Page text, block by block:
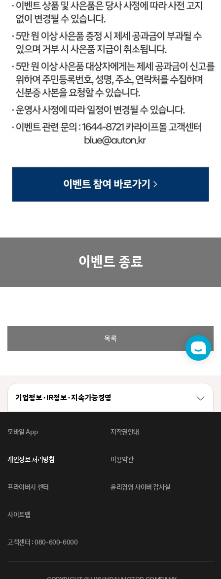
이벤트 종료
목록
챗
봇
기업정보 · IR정보 · 지속가능경영
모바일 App 저작권안내
개인정보 처리방침 이용약관
프라이버시 센터 윤리경영 사이버 감사실
사이트맵
고객센터 : 080-600-6000